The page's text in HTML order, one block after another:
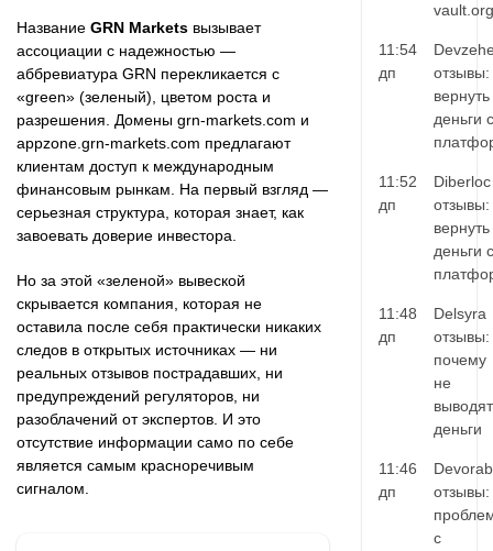
Название GRN Markets вызывает
ассоциации с надежностью —
аббревиатура GRN перекликается с
«green» (зеленый), цветом роста и
разрешения. Домены grn-markets.com и
appzone.grn-markets.com предлагают
клиентам доступ к международным
финансовым рынкам. На первый взгляд —
серьезная структура, которая знает, как
завоевать доверие инвестора.
Но за этой «зеленой» вывеской
скрывается компания, которая не
оставила после себя практически никаких
следов в открытых источниках — ни
реальных отзывов пострадавших, ни
предупреждений регуляторов, ни
разоблачений от экспертов. И это
отсутствие информации само по себе
является самым красноречивым
сигналом.
vault.org
11:54
дп
отзывы:
вернуть
деньги с
11:52
дп
Diberloc
отзывы:
вернуть
деньги с
11:48
дп
Delsyra
отзывы:
почему
не
выводят
деньги
11:46
дп
отзывы:
с